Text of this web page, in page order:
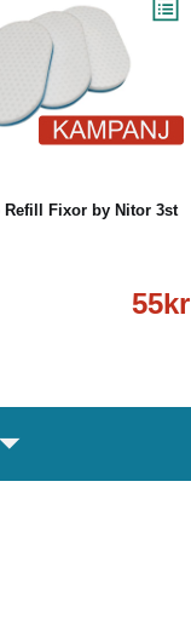
Refill Fixor by Nitor 3st
55kr
Läs mer